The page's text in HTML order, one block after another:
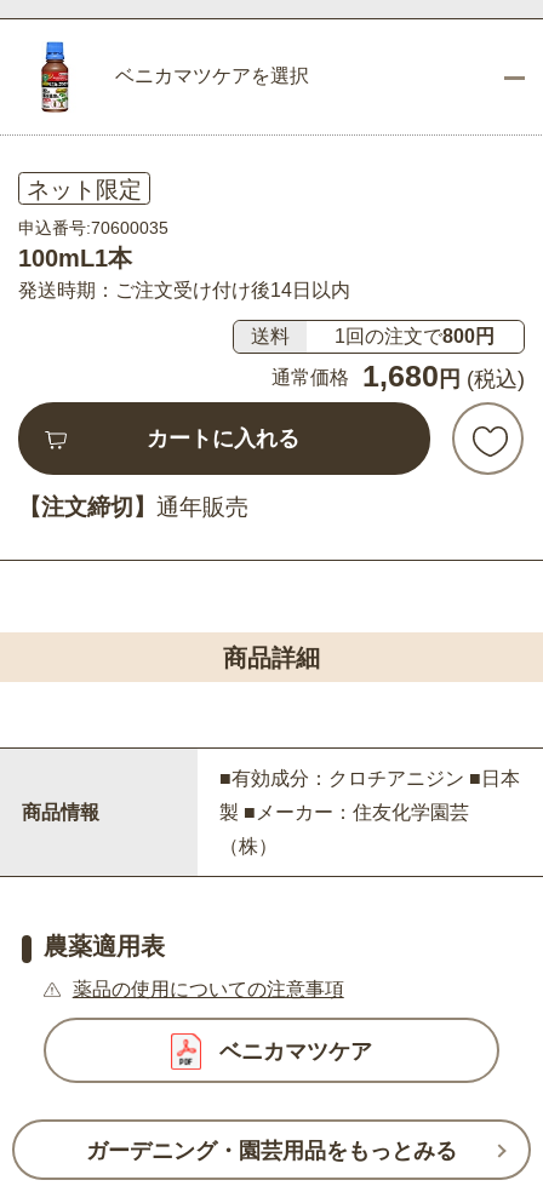
ベニカマツケアを選択
ネット限定
申込番号:70600035
100mL1本
発送時期：ご注文受け付け後14日以内
送料 1回の注文で800円
通常価格
1,680 円 (税込)
カートに入れる
【注文締切】 通年販売
商品詳細
商品情報
■有効成分：クロチアニジン ■日本
製 ■メーカー：住友化学園芸
（株）
農薬適用表
薬品の使用についての注意事項
ベニカマツケア
ガーデニング・園芸用品をもっとみる